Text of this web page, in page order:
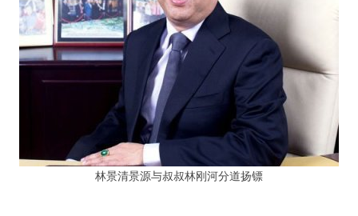
林景清景源与叔叔林刚河分道扬镖